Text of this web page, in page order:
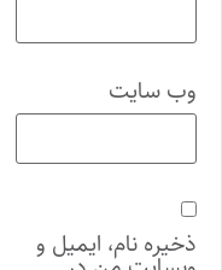
وب‌ سایت
ذخیره نام، ایمیل و